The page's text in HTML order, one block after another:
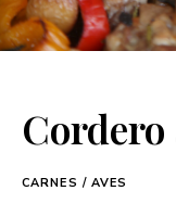
CARNES / AVES